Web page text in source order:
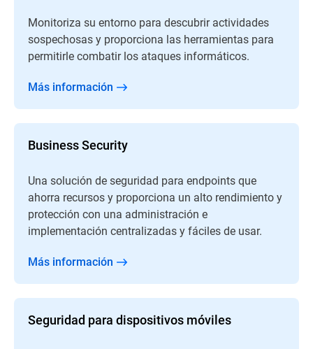
Monitoriza su entorno para descubrir actividades
sospechosas y proporciona las herramientas para
permitirle combatir los ataques informáticos.
Más información
Business Security
Una solución de seguridad para endpoints que
ahorra recursos y proporciona un alto rendimiento y
protección con una administración e
implementación centralizadas y fáciles de usar.
Más información
Seguridad para dispositivos móviles